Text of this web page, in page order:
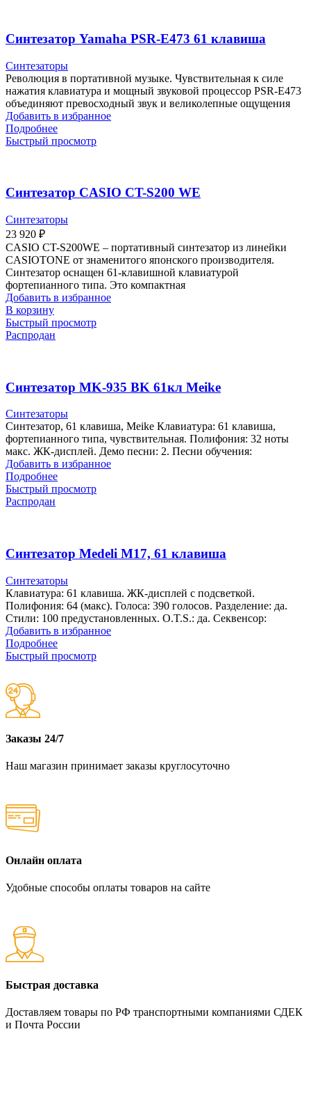
Синтезатор Yamaha PSR-E473 61 клавиша
Синтезаторы
Революция в портативной музыке. Чувствительная к силе
нажатия клавиатура и мощный звуковой процессор PSR-E473
объединяют превосходный звук и великолепные ощущения
Добавить в избранное
Подробнее
Быстрый просмотр
Синтезатор CASIO CT-S200 WE
Синтезаторы
23 920 ₽
CASIO CT-S200WE – портативный синтезатор из линейки
CASIOTONE от знаменитого японского производителя.
Синтезатор оснащен 61-клавишной клавиатурой
фортепианного типа. Это компактная
Добавить в избранное
В корзину
Быстрый просмотр
Распродан
Синтезатор MK-935 BK 61кл Meike
Синтезаторы
Синтезатор, 61 клавиша, Meike Клавиатура: 61 клавиша,
фортепианного типа, чувствительная. Полифония: 32 ноты
макс. ЖК-дисплей. Демо песни: 2. Песни обучения:
Добавить в избранное
Подробнее
Быстрый просмотр
Распродан
Синтезатор Medeli M17, 61 клавиша
Синтезаторы
Клавиатура: 61 клавиша. ЖК-дисплей с подсветкой.
Полифония: 64 (макс). Голоса: 390 голосов. Разделение: да.
Стили: 100 предустановленных. O.T.S.: да. Секвенсор:
Добавить в избранное
Подробнее
Быстрый просмотр
Заказы 24/7
Наш магазин принимает заказы круглосуточно
Онлайн оплата
Удобные способы оплаты товаров на сайте
Быстрая доставка
Доставляем товары по РФ транспортными компаниями СДЕК
и Почта России